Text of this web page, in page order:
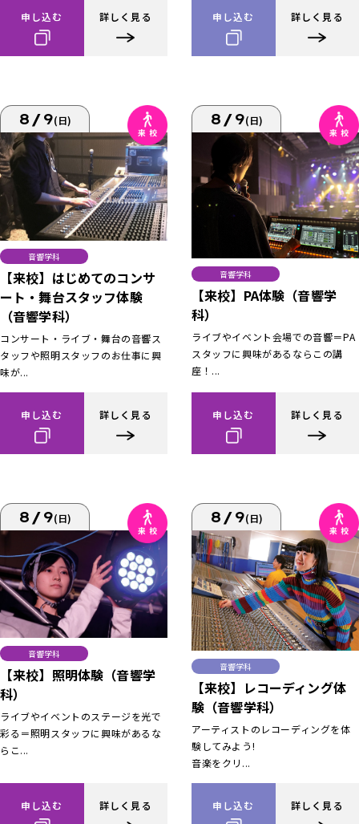
申し込む 詳しく見る 申し込む 詳しく見る
8/9(日)
音響学科
【来校】はじめてのコンサ
ート・舞台スタッフ体験
（音響学科）
コンサート・ライブ・舞台の音響ス
タッフや照明スタッフのお仕事に興
味が...
申し込む 詳しく見る
8/9(日)
音響学科
【来校】PA体験（音響学
科）
ライブやイベント会場での音響＝PA
スタッフに興味があるならこの講
座！...
申し込む 詳しく見る
8/9(日)
音響学科
【来校】照明体験（音響学
科）
ライブやイベントのステージを光で
彩る＝照明スタッフに興味があるな
らこ...
申し込む 詳しく見る
8/9(日)
音響学科
【来校】レコーディング体
験（音響学科）
アーティストのレコーディングを体
験してみよう!
音楽をクリ...
申し込む 詳しく見る